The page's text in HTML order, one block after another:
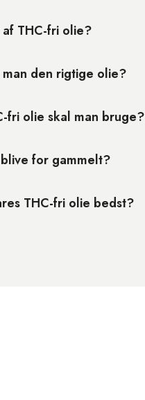
THC-fri olie?
den rigtige olie?
fri olie skal man bruge?
for gammelt?
THC-fri olie bedst?